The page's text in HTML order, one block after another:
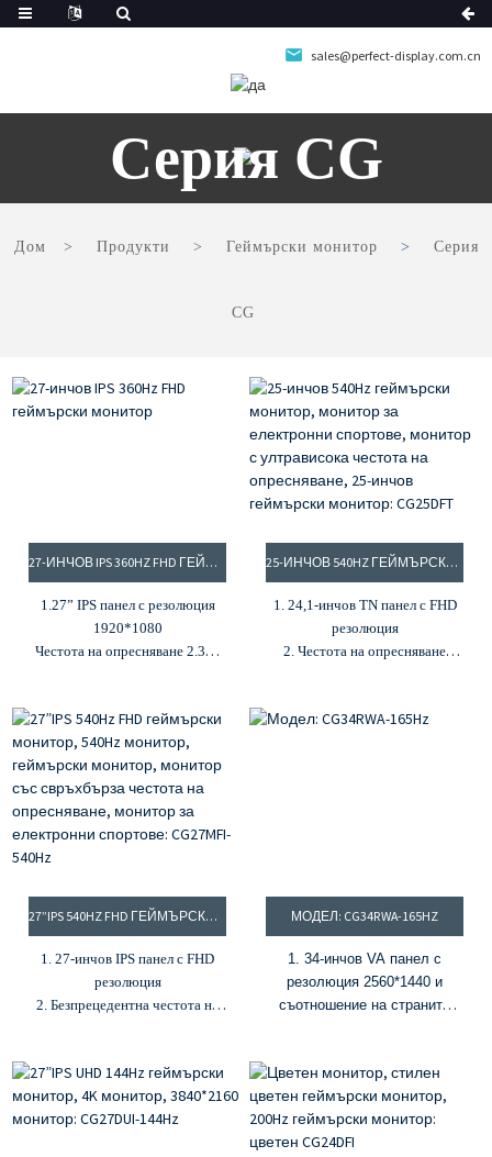
sales@perfect-display.com.cn
Серия CG
Дом Продукти Геймърски монитор Серия
CG
27-ИНЧОВ IPS 360HZ FHD ГЕЙМЪРСКИ МОНИТОР
1.27” IPS панел с резолюция
1920*1080
Честота на опресняване 2.360
DCI-P3 цветова гама
4. Яркост 300cd/m² и
контрастно съотношение
1000:1
5. G-Sync и FreeSync
25-ИНЧОВ 540HZ ГЕЙМЪРСКИ МОНИТОР, МОНИТОР ЗА ЕЛЕКТРОННИ СПОРТОВЕ, МОНИТОР С УЛТРАВИСОКА ЧЕСТОТА НА ОПРЕСНЯВАНЕ, 25-ИНЧОВ ГЕЙМЪРСКИ МОНИТОР: CG25DFT
1. 24,1-инчов TN панел с FHD
резолюция
2. Честота на опресняване
контрастно съотношение
27”IPS 540HZ FHD ГЕЙМЪРСКИ МОНИТОР, 540HZ МОНИТОР, ГЕЙМЪРСКИ МОНИТОР, МОНИТОР СЪС СВРЪХБЪРЗА ЧЕСТОТА НА ОПРЕСНЯВАНЕ, МОНИТОР ЗА ЕЛЕКТРОННИ СПОРТОВЕ: CG27MFI-540HZ
1. 27-инчов IPS панел с FHD
резолюция
2. Безпрецедентна честота на
3. Яркост 400cd/m² и
контрастно съотношение
1000:1
МОДЕЛ: CG34RWA-165HZ
1. 34-инчов VA панел с
резолюция 2560*1440 и
съотношение на страните
дизайн
3. 165Hz и 1ms MPRT
4. Яркост 400 cd/m² и
контрастно съотношение